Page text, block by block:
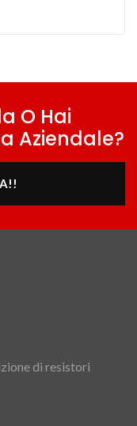
O Hai
Aziendale?
di resistori